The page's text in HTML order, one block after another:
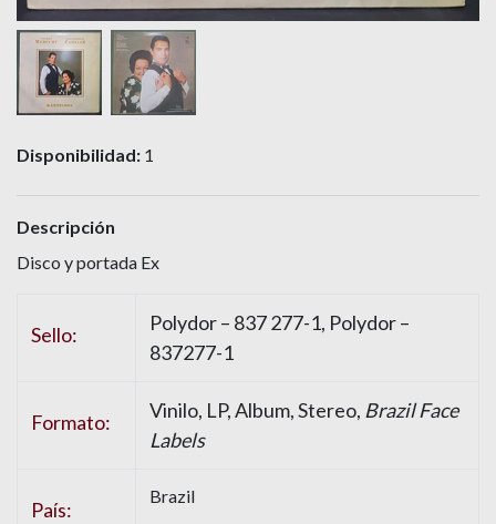
Disponibilidad: 1
Descripción
Disco y portada Ex
Sello:
Polydor – 837 277-1, Polydor –
837277-1
Formato: Vinilo, LP, Album, Stereo, Brazil Face
Labels
País:
Brazil